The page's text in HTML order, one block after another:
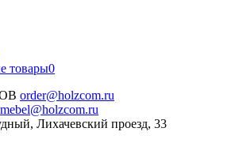
товары0
order@holzcom.ru
mebel@holzcom.ru
Лихачевский проезд, 33